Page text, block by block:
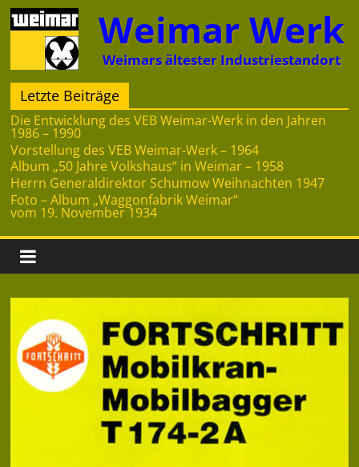
Zum
Inhalt
springen
Weimar Werk
Weimars ältester Industriestandort
Letzte Beiträge
Die Entwicklung des VEB Weimar-Werk in den Jahren
1986 – 1990
Vorstellung des VEB Weimar-Werk – 1964
Album „50 Jahre Volkshaus“ in Weimar – 1958
Herrn Generaldirektor Schumow Weihnachten 1947
Foto – Album „Waggonfabrik Weimar“
vom 19. November 1934